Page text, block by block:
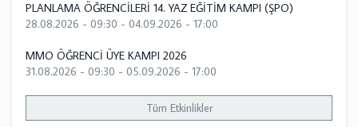
PLANLAMA ÖĞRENCİLERİ 14. YAZ EĞİTİM KAMPI (ŞPO)
28.08.2026 - 09:30 - 04.09.2026 - 17:00
MMO ÖĞRENCİ ÜYE KAMPI 2026
31.08.2026 - 09:30 - 05.09.2026 - 17:00
Tüm Etkinlikler